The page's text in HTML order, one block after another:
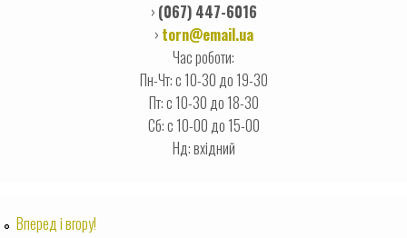
› (067) 447-6016
› torn@email.ua
Час роботи:
Пн-Чт: с 10-30 до 19-30
Пт: с 10-30 до 18-30
Сб: с 10-00 до 15-00
Нд: вхідний
Вперед i вгору!